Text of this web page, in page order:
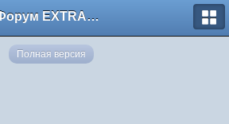
Форум EXTRACTOR.ru
Полная версия